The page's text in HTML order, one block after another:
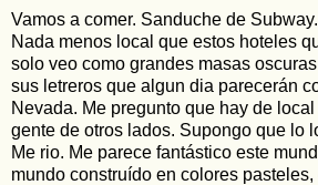
Vamos a comer. Sanduche de
Nada menos local que estos hoteles
solo veo como grandes masas
sus letreros que algun dia parecerán
Nevada. Me pregunto que hay de
gente de otros lados. Supongo que lo
Me rio. Me parece fantástico este
mundo construído en colores